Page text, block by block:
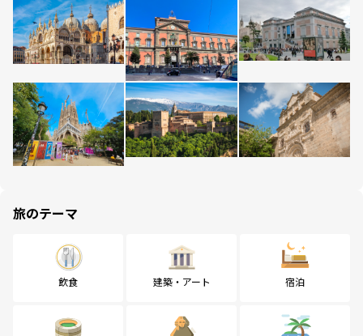
旅のテーマ
飲食 建築・アート 宿泊